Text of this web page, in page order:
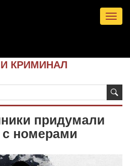
КРИМИНАЛ
придумали
номерами